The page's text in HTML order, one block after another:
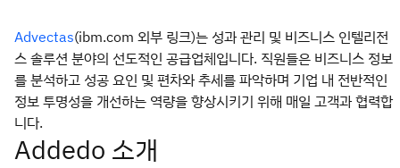
Advectas(ibm.com 외부 링크)는 성과 관리 및 비즈니스 인텔리전
스 솔루션 분야의 선도적인 공급업체입니다. 직원들은 비즈니스 정보
를 분석하고 성공 요인 및 편차와 추세를 파악하며 기업 내 전반적인
정보 투명성을 개선하는 역량을 향상시키기 위해 매일 고객과 협력합
니다.
Addedo 소개